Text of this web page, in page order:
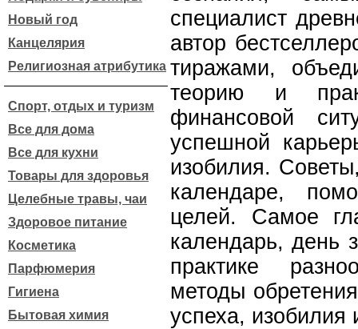
Новый год
Канцелярия
Религиозная атрибутика
Спорт, отдых и туризм
Все для дома
Все для кухни
Товары для здоровья
Целебные травы, чаи
Здоровое питание
Косметика
Парфюмерия
Гигиена
Бытовая химия
специалист
автор
тиражами,
теорию и
финансовой
успешной
изобилия.
календаре,
целей. Самое
календарь, день
практике
методы
успеха, изобилия